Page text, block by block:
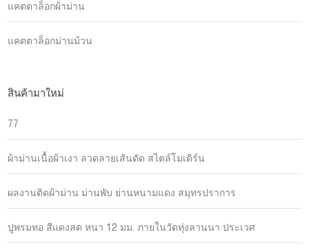
แคตตาล็อกผ้าม่าน
แคตตาล็อกม่านม้วน
สินค้ามาใหม่
77
ผ้าม่านเนื้อผ้าเงา ลวดลายเส้นดัด สไตล์โมเดิร์น
ผลงานติดผ้าม่าน ม่านพับ ย่านหนามแดง สมุทรปราการ
ปูพรมทอ สีแดงสด หนา 12 มม. ภายในวัดทุ่งลานนา ประเวศ